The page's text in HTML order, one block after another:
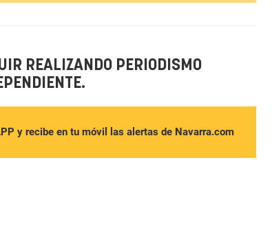
REALIZANDO PERIODISMO
y recibe en tu móvil las alertas de Navarra.com